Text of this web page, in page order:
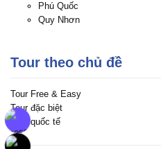
Phú Quốc
Quy Nhơn
Tour theo chủ đề
Tour Free & Easy
Tour đặc biệt
Tour quốc tế